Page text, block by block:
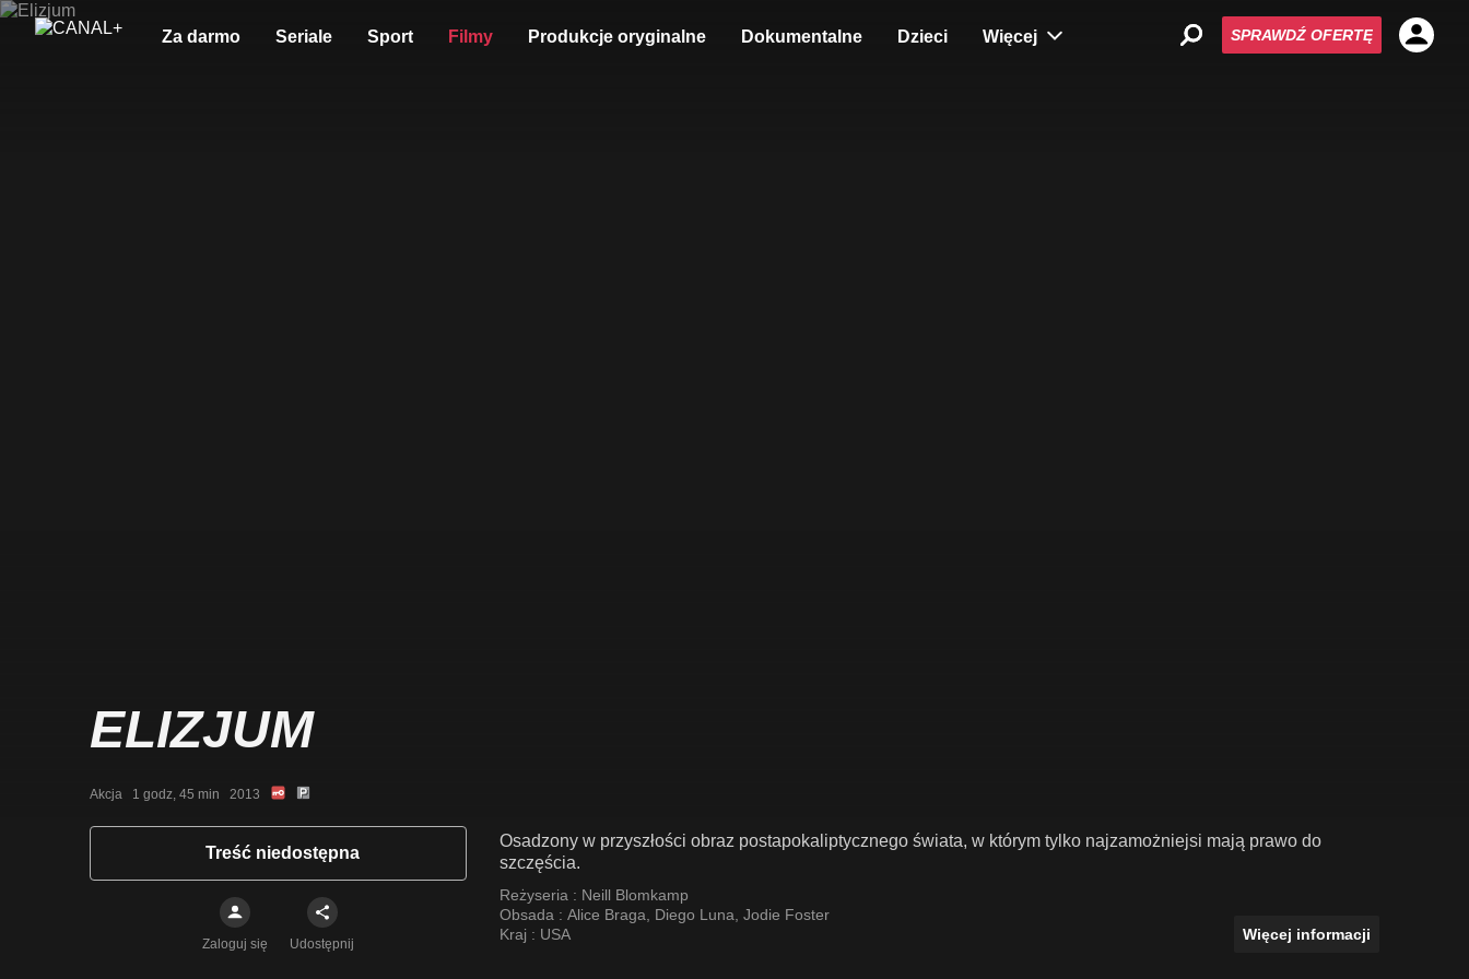
Za darmo Seriale Sport Filmy Produkcje oryginalne Dokumentalne Dzieci Więcej SPRAWDŹ OFERTĘ
ELIZJUM
Akcja   1 godz, 45 min   2013
Treść niedostępna
Zaloguj się Udostępnij
Osadzony w przyszłości obraz postapokaliptycznego świata, w którym tylko najzamożniejsi mają prawo do
szczęścia.
Reżyseria : Neill Blomkamp
Obsada : Alice Braga Diego Luna Jodie Foster
Kraj : USA Więcej informacji